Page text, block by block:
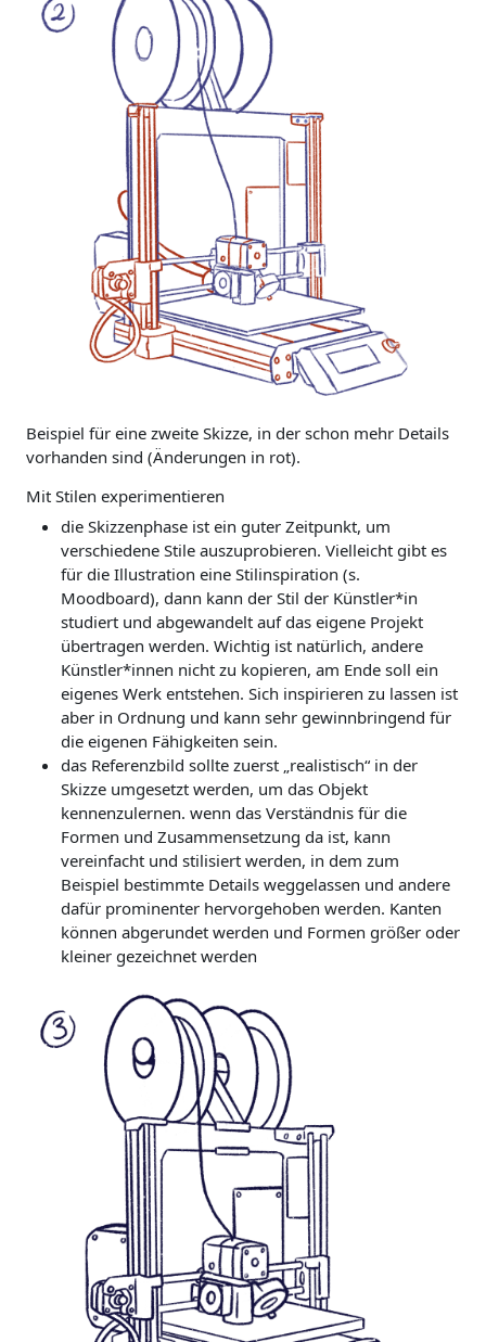
Beispiel für eine zweite Skizze, in der schon mehr Details
vorhanden sind (Änderungen in rot).
Mit Stilen experimentieren
die Skizzenphase ist ein guter Zeitpunkt, um
verschiedene Stile auszuprobieren. Vielleicht gibt es
für die Illustration eine Stilinspiration (s.
Moodboard), dann kann der Stil der Künstler*in
studiert und abgewandelt auf das eigene Projekt
übertragen werden. Wichtig ist natürlich, andere
Künstler*innen nicht zu kopieren, am Ende soll ein
eigenes Werk entstehen. Sich inspirieren zu lassen ist
aber in Ordnung und kann sehr gewinnbringend für
die eigenen Fähigkeiten sein.
das Referenzbild sollte zuerst „realistisch“ in der
Skizze umgesetzt werden, um das Objekt
kennenzulernen. wenn das Verständnis für die
Formen und Zusammensetzung da ist, kann
vereinfacht und stilisiert werden, in dem zum
Beispiel bestimmte Details weggelassen und andere
dafür prominenter hervorgehoben werden. Kanten
können abgerundet werden und Formen größer oder
kleiner gezeichnet werden